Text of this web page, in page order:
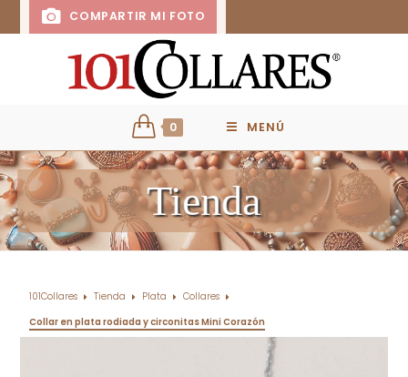
COMPARTIR MI FOTO
0 MENÚ
Tienda
101Collares Tienda Plata
Collares
Collar en plata rodiada y circonitas Mini Corazón